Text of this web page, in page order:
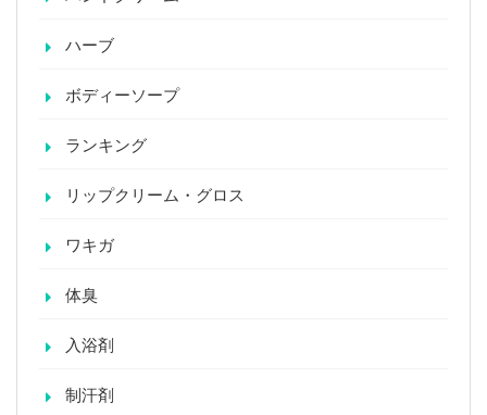
ハーブ
ボディーソープ
ランキング
リップクリーム・グロス
ワキガ
体臭
入浴剤
制汗剤